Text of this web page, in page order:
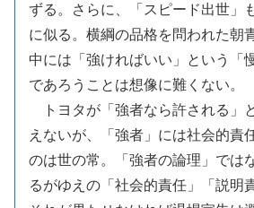
ずる。さらに、「スピード出世」
に似る。横綱の品格を問われた朝
中には「強ければいい」という「
であろうことは想像に難くない。
トヨタが「強者なら許される」
えないが、「強者」には社会的責
のは世の常。「強者の論理」では
るがゆえの「社会的責任」「説明